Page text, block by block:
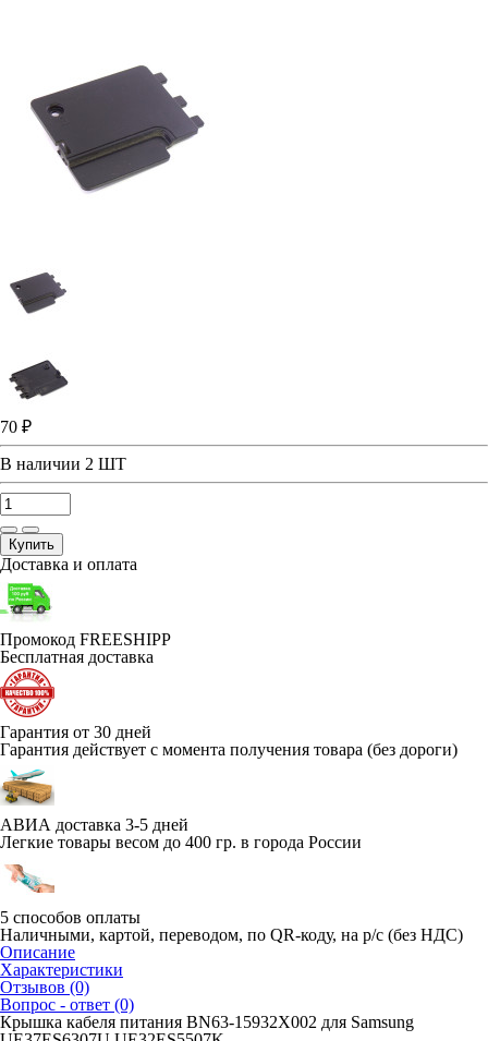
70 ₽
В наличии 2 ШТ
Купить
Доставка и оплата
Промокод FREESHIPP
Бесплатная доставка
Гарантия от 30 дней
Гарантия действует с момента получения товара (без дороги)
АВИА доставка 3-5 дней
Легкие товары весом до 400 гр. в города России
5 способов оплаты
Наличными, картой, переводом, по QR-коду, на р/с (без НДС)
Описание
Характеристики
Отзывов (0)
Вопрос - ответ (0)
Крышка кабеля питания BN63-15932X002 для Samsung